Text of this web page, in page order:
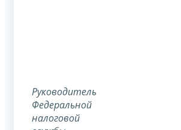
Руководитель
Федеральной
налоговой